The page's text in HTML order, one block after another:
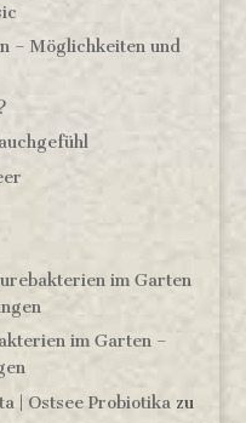
– Möglichkeiten und
im Garten
im Garten –
| Ostsee Probiotikazu